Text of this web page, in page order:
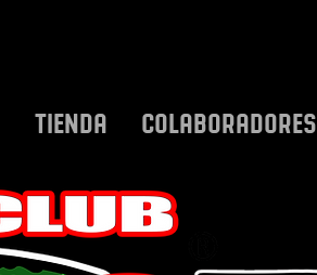
TIENDA COLABORADORES